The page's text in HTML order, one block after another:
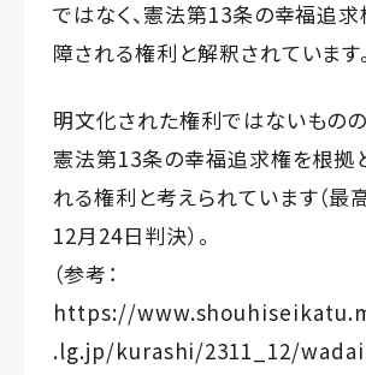
ではなく、憲法第13条の幸福追
障される権利と解釈されています。
明文化された権利ではないもの
憲法第13条の幸福追求権を根拠
れる権利と考えられています（最
12月24日判決）。
（参考：
https://
.lg.jp/kurashi/2311_12/